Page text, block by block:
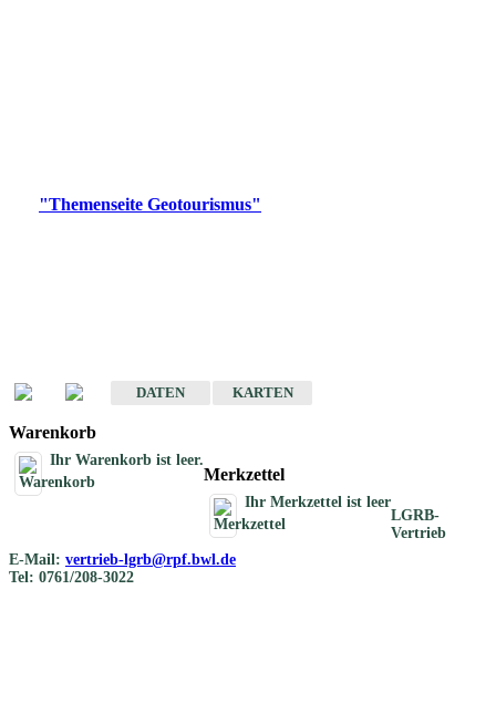
"Themenseite Geotourismus"
DATEN
KARTEN
Warenkorb
Ihr Warenkorb ist leer.
Merkzettel
Ihr Merkzettel ist leer
LGRB-
Vertrieb
E-Mail: vertrieb-lgrb@rpf.bwl.de
Tel: 0761/208-3022